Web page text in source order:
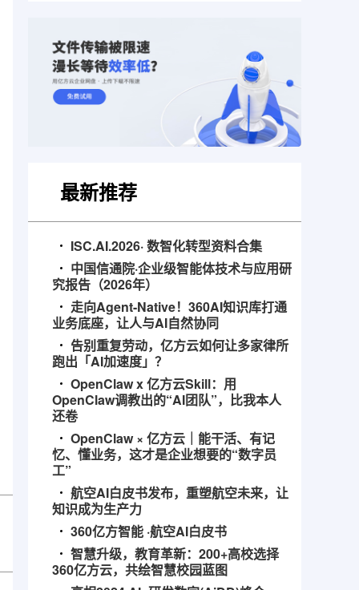
最新推荐
ISC.AI.2026· 数智化转型资料合集
中国信通院·企业级智能体技术与应用研
究报告（2026年）
走向Agent-Native！360AI知识库打通
业务底座，让人与AI自然协同
告别重复劳动，亿方云如何让多家律所
跑出「AI加速度」？
OpenClaw x 亿方云Skill：用
OpenClaw调教出的“AI团队”，比我本人
还卷
OpenClaw × 亿方云｜能干活、有记
忆、懂业务，这才是企业想要的“数字员
工”
航空AI白皮书发布，重塑航空未来，让
知识成为生产力
360亿方智能 ·航空AI白皮书
智慧升级，教育革新：200+高校选择
360亿方云，共绘智慧校园蓝图